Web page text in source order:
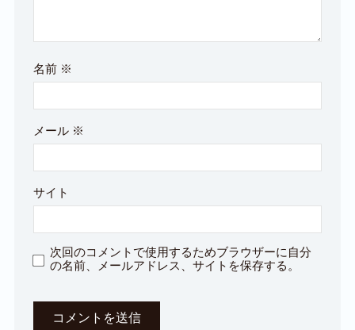
名前 ※
メール ※
サイト
次回のコメントで使用するためブラウザーに自分
の名前、メールアドレス、サイトを保存する。